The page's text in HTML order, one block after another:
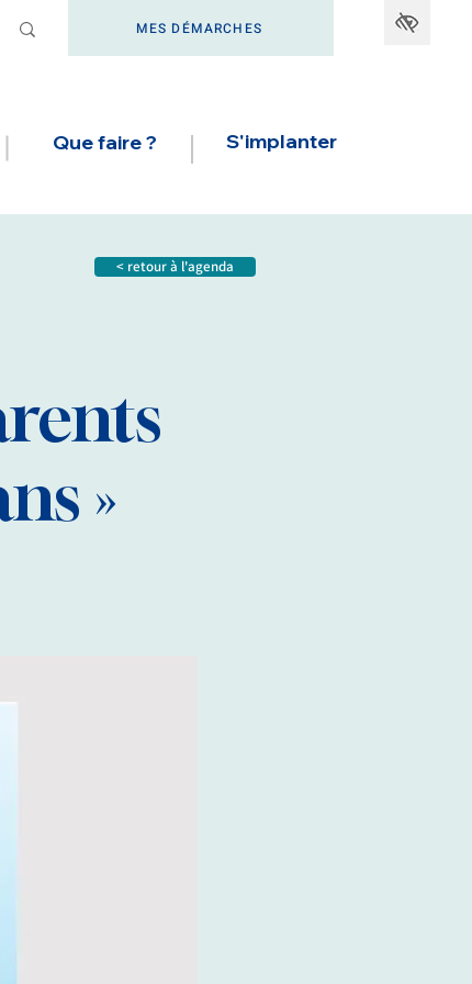
MES DÉMARCHES
Que faire ? S'implanter
< retour à l'agenda
»